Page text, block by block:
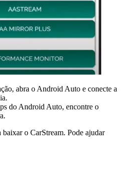
abra o Android Auto e conecte a
do Android Auto, encontre o
o CarStream. Pode ajudar